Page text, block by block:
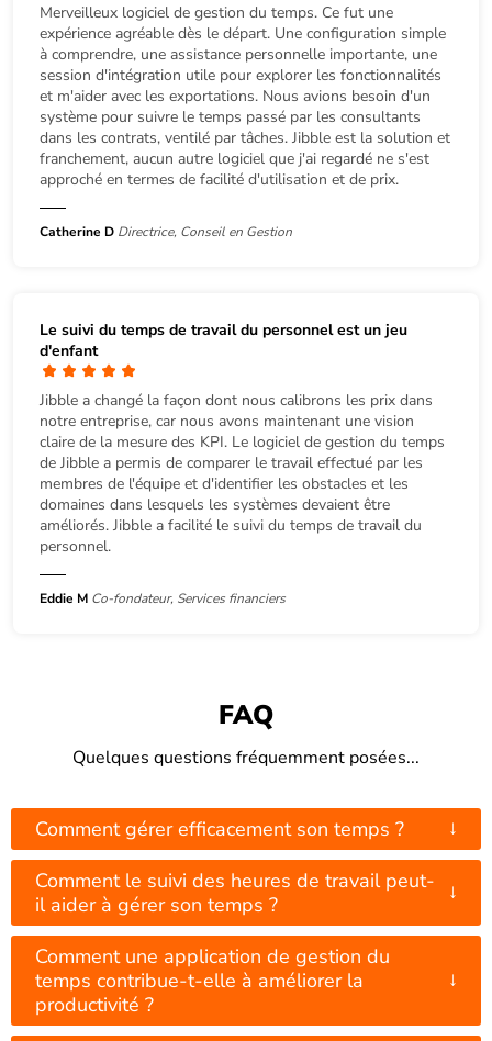
Merveilleux logiciel de gestion du temps. Ce fut une
expérience agréable dès le départ. Une configuration simple
à comprendre, une assistance personnelle importante, une
session d'intégration utile pour explorer les fonctionnalités
et m'aider avec les exportations. Nous avions besoin d'un
système pour suivre le temps passé par les consultants
dans les contrats, ventilé par tâches. Jibble est la solution et
franchement, aucun autre logiciel que j'ai regardé ne s'est
approché en termes de facilité d'utilisation et de prix.
Catherine D Directrice, Conseil en Gestion
Le suivi du temps de travail du personnel est un jeu
d'enfant
Jibble a changé la façon dont nous calibrons les prix dans
notre entreprise, car nous avons maintenant une vision
claire de la mesure des KPI. Le logiciel de gestion du temps
de Jibble a permis de comparer le travail effectué par les
membres de l'équipe et d'identifier les obstacles et les
domaines dans lesquels les systèmes devaient être
améliorés. Jibble a facilité le suivi du temps de travail du
personnel.
Eddie M Co-fondateur, Services financiers
FAQ
Quelques questions fréquemment posées...
Comment gérer efficacement son temps ? ↓
Comment le suivi des heures de travail peut-
il aider à gérer son temps ?
↓
Comment une application de gestion du
temps contribue-t-elle à améliorer la
productivité ?
↓